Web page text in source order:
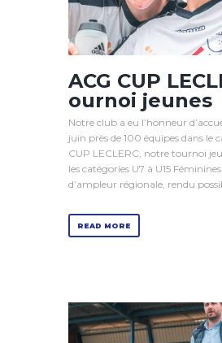
ACG CUP
ournoi jeunes
Notre club a eu l’honneur
juin près de 100 équipes dans le
CUP LECLERC, notre tournoi
les catégories U7 à U15
d’ampleur régionale, rendu
READ MORE